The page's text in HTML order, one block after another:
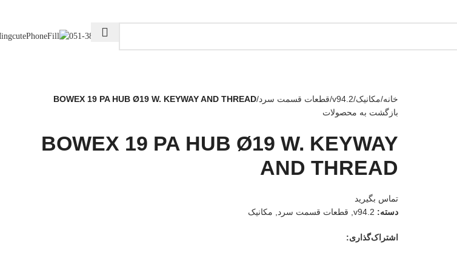
051-38660882
خانه/مکانیک/
v94.2
/قطعات قسمت سرد/
BOWEX 19 PA HUB Ø19 W. KEYWAY AND THREAD
بازگشت به محصولات
BOWEX 19 PA HUB Ø19 W. KEYWAY
AND THREAD
تماس بگیرید
دسته: v94.2 قطعات قسمت سرد مکانیک
اشتراک‌گذاری: